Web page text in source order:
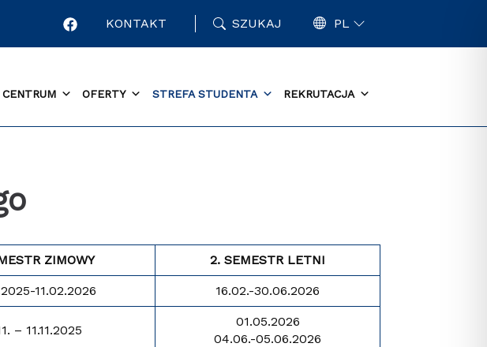
KONTAKT SZUKAJ PL
OFERTY STREFA STUDENTA REKRUTACJA
ZIMOWY 2. SEMESTR LETNI
11.02.2026 16.02.-30.06.2026
– 11.11.2025
01.05.2026
04.06.-05.06.2026